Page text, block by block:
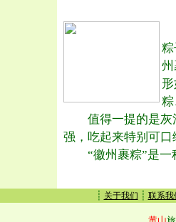
值得一提的是灰汁
强，吃起来特别可
“徽州裹粽”是一
┊ 关于我们 ┊ 联系我